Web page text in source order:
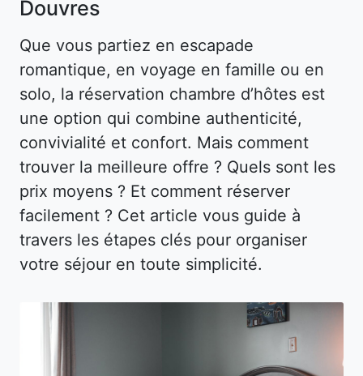
Douvres
Que vous partiez en escapade
romantique, en voyage en famille ou en
solo, la réservation chambre d’hôtes est
une option qui combine authenticité,
convivialité et confort. Mais comment
trouver la meilleure offre ? Quels sont les
prix moyens ? Et comment réserver
facilement ? Cet article vous guide à
travers les étapes clés pour organiser
votre séjour en toute simplicité.